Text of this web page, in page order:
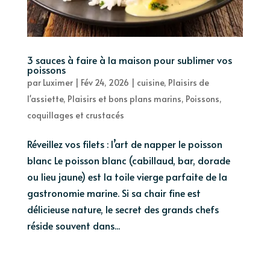
3 sauces à faire à la maison pour sublimer vos
poissons
par Luximer| Fév 24, 2026 | cuisine, Plaisirs de
l'assiette, Plaisirs et bons plans marins, Poissons,
coquillages et crustacés
Réveillez vos filets : l’art de napper le poisson
blanc Le poisson blanc (cabillaud, bar, dorade
ou lieu jaune) est la toile vierge parfaite de la
gastronomie marine. Si sa chair fine est
délicieuse nature, le secret des grands chefs
réside souvent dans...